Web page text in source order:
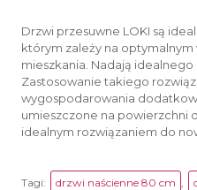
Drzwi przesuwne LOKI są
którym zależy na
mieszkania. Nadają
Zastosowanie takiego
wygospodarowania
umieszczone na powierzchni
idealnym rozwiązaniem do
Tagi: drzwi naścienne 80 cm